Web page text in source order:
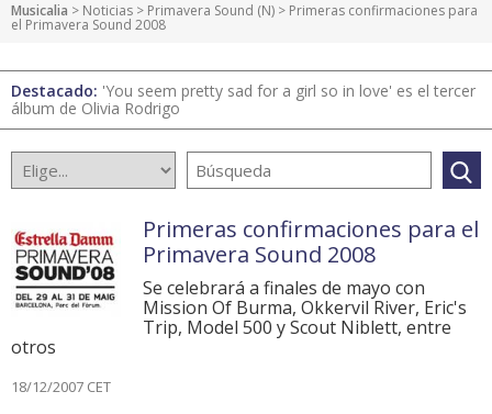
Musicalia > Noticias > Primavera Sound (N) > Primeras confirmaciones para
el Primavera Sound 2008
Destacado: 'You seem pretty sad for a girl so in love' es el tercer
álbum de Olivia Rodrigo
Primeras confirmaciones para el
Primavera Sound 2008
Se celebrará a finales de mayo con
Mission Of Burma, Okkervil River, Eric's
Trip, Model 500 y Scout Niblett, entre
otros
18/12/2007 CET